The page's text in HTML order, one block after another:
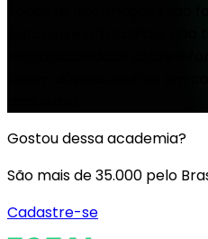
Todas as informações são
parceira e a TotalPass não
responsabilidade sobre
hajam dúvidas, entrar em
Gostou dessa academia?
São mais de 35.000 pelo
Cadastre-se